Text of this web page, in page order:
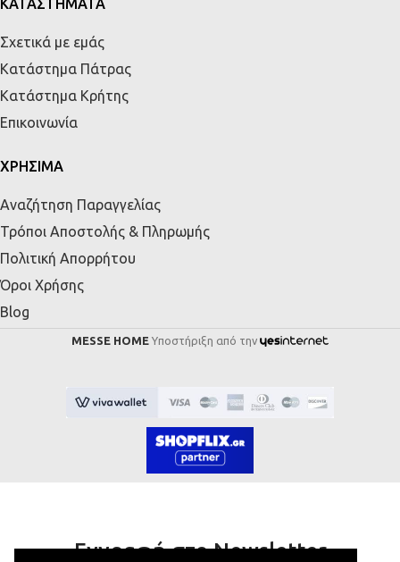
ΚΑΤΑΣΤΗΜΑΤΑ
Σχετικά με εμάς
Κατάστημα Πάτρας
Κατάστημα Κρήτης
Επικοινωνία
ΧΡΗΣΙΜΑ
Αναζήτηση Παραγγελίας
Τρόποι Αποστολής & Πληρωμής
Πολιτική Απορρήτου
Όροι Χρήσης
Blog
MESSE HOME Υποστήριξη από την
Εγγραφή στο Newsletter